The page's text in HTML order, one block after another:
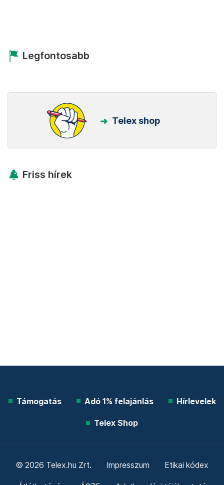
Legfontosabb
Telex shop
Friss hírek
Támogatás Adó 1% felajánlás Hírlevelek
Telex Shop
© 2026 Telex.hu Zrt. Impresszum Etikai kódex